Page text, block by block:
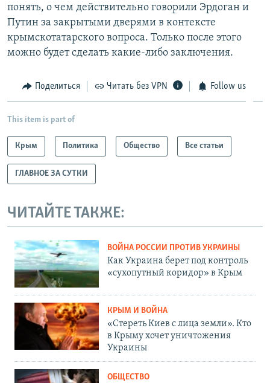
понять, о чем действительно говорили Эрдоган и
Путин за закрытыми дверями в контексте
крымскотатарского вопроса. Только после этого
можно будет сделать какие-либо заключения.
Поделиться Читать без VPN Follow us
This item is part of
Крым Политика Общество Все статьи
ГЛАВНОЕ ЗА СУТКИ
ЧИТАЙТЕ ТАКЖЕ:
ВОЙНА РОССИИ ПРОТИВ УКРАИНЫ
Как Украина берет под контроль
«сухопутный коридор» в Крым
КРЫМ И ВОЙНА
«Стереть Киев с лица земли». Кто
в Крыму хочет уничтожения
Украины
ОБЩЕСТВО